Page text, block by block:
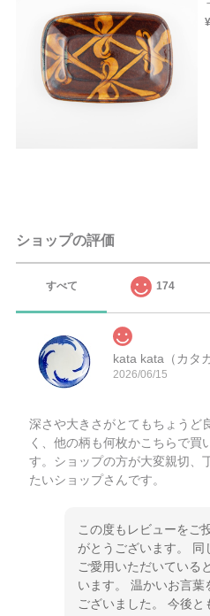
ショップの評価
すべて 174
kata kata（カタ
2026/06/15
深さや大きさがとてもちょうど
く、他の柄も何枚かこちらで買
す。ショップの方が大変親切、
たいショップさんです。
この度もレビューをご
がとうございます。 同
ご愛用いただいている
います。 温かいお言葉
ございました。 今後